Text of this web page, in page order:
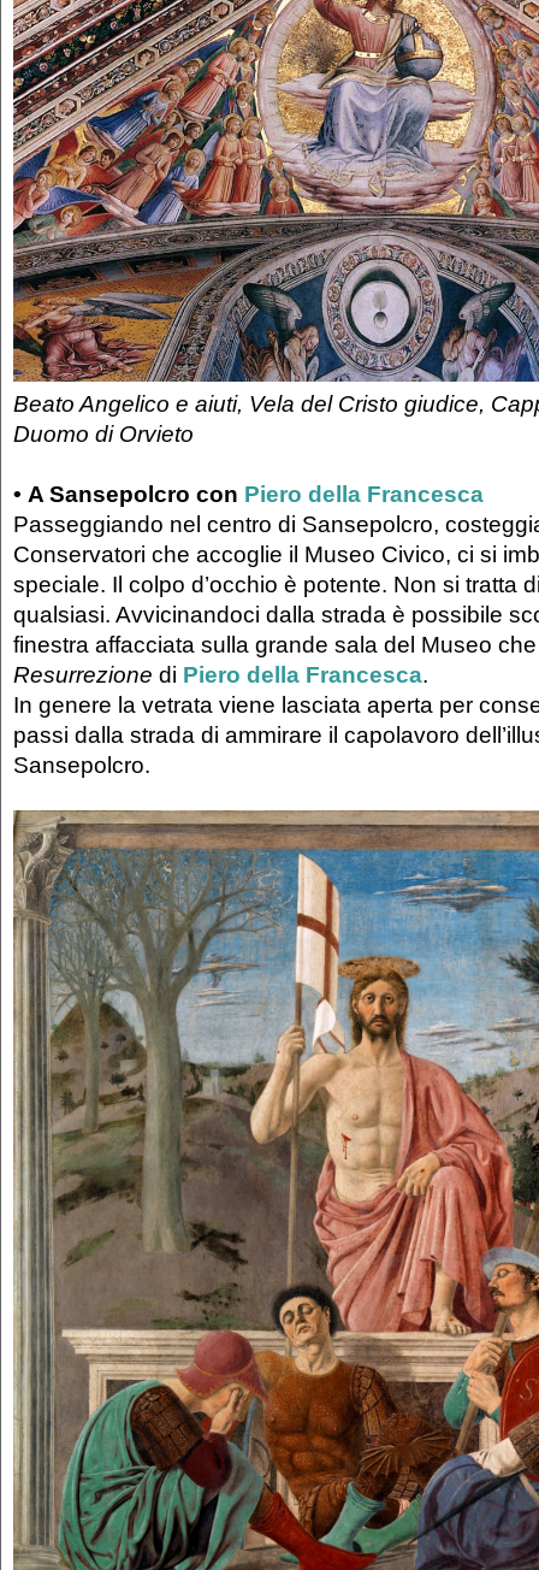
Beato Angelico e aiuti, Vela del Cristo giudice,
Duomo di Orvieto
• A Sansepolcro con Piero della Francesca
Passeggiando nel centro di Sansepolcro,
Conservatori che accoglie il Museo Civico, ci si
speciale. Il colpo d’occhio è potente. Non si tratta
qualsiasi. Avvicinandoci dalla strada è possibile
finestra affacciata sulla grande sala del Museo
Resurrezione di Piero della Francesca.
In genere la vetrata viene lasciata aperta per
passi dalla strada di ammirare il capolavoro
Sansepolcro.